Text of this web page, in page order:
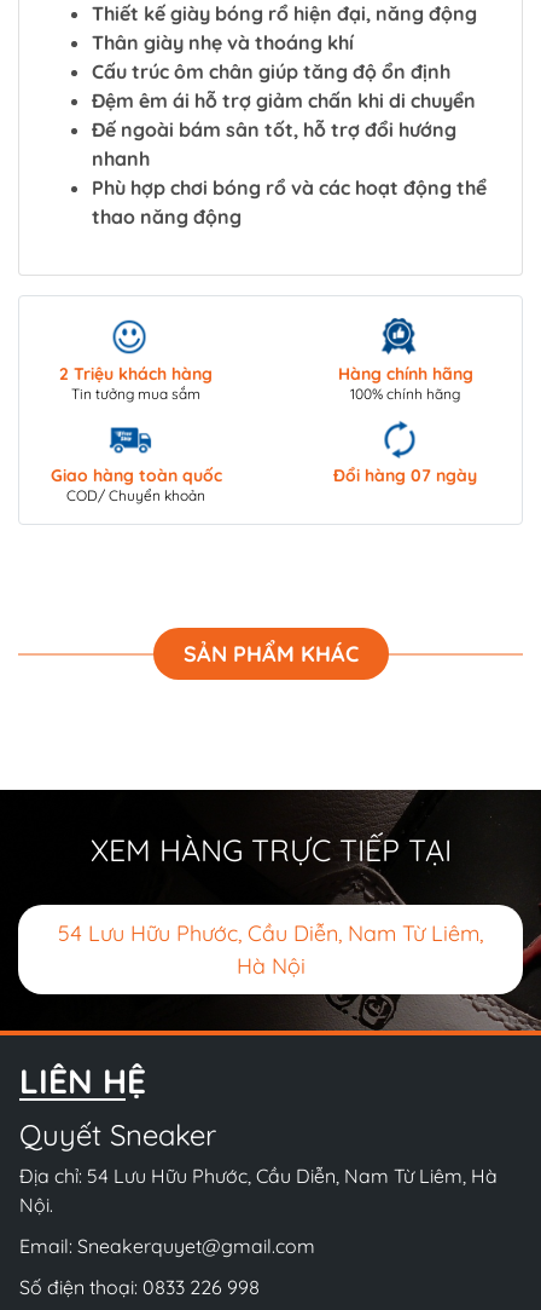
Thiết kế giày bóng rổ hiện đại, năng động
Thân giày nhẹ và thoáng khí
Cấu trúc ôm chân giúp tăng độ ổn định
Đệm êm ái hỗ trợ giảm chấn khi di chuyển
Đế ngoài bám sân tốt, hỗ trợ đổi hướng
nhanh
Phù hợp chơi bóng rổ và các hoạt động thể
thao năng động
2 Triệu khách hàng
Tin tưởng mua sắm
Hàng chính hãng
100% chính hãng
Giao hàng toàn quốc
COD/ Chuyển khoản
Đổi hàng 07 ngày
SẢN PHẨM KHÁC
XEM HÀNG TRỰC TIẾP TẠI
54 Lưu Hữu Phước, Cầu Diễn, Nam Từ Liêm,
Hà Nội
LIÊN HỆ
Quyết Sneaker
Địa chỉ: 54 Lưu Hữu Phước, Cầu Diễn, Nam Từ Liêm, Hà
Nội.
Email: Sneakerquyet@gmail.com
Số điện thoại: 0833 226 998